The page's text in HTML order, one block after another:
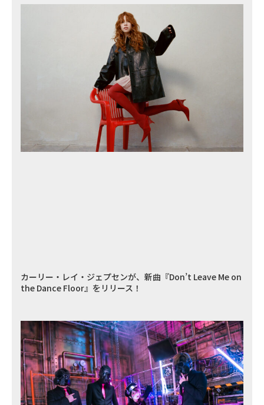
カーリー・レイ・ジェプセンが、新曲『Don’t Leave Me on
the Dance Floor』をリリース！